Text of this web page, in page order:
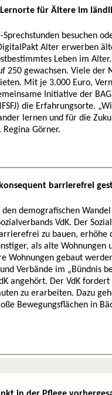
für Ältere im
besuchen
Alter erwerben
Leben im
gewachsen. Viele der
Mit je 3.000 Euro,
Initiative der
die Erfahrungsorte.
lernen und für die
Regina Görner.
barrierefrei
demografischen
VdK. Der
zu bauen, erhöhe
als alte Wohnungen
Wohnungen gebaut
Verbände im „Bündnis
angehört. Der VdK fordert
zu erarbeiten. Dazu
Bewegungsflächen in